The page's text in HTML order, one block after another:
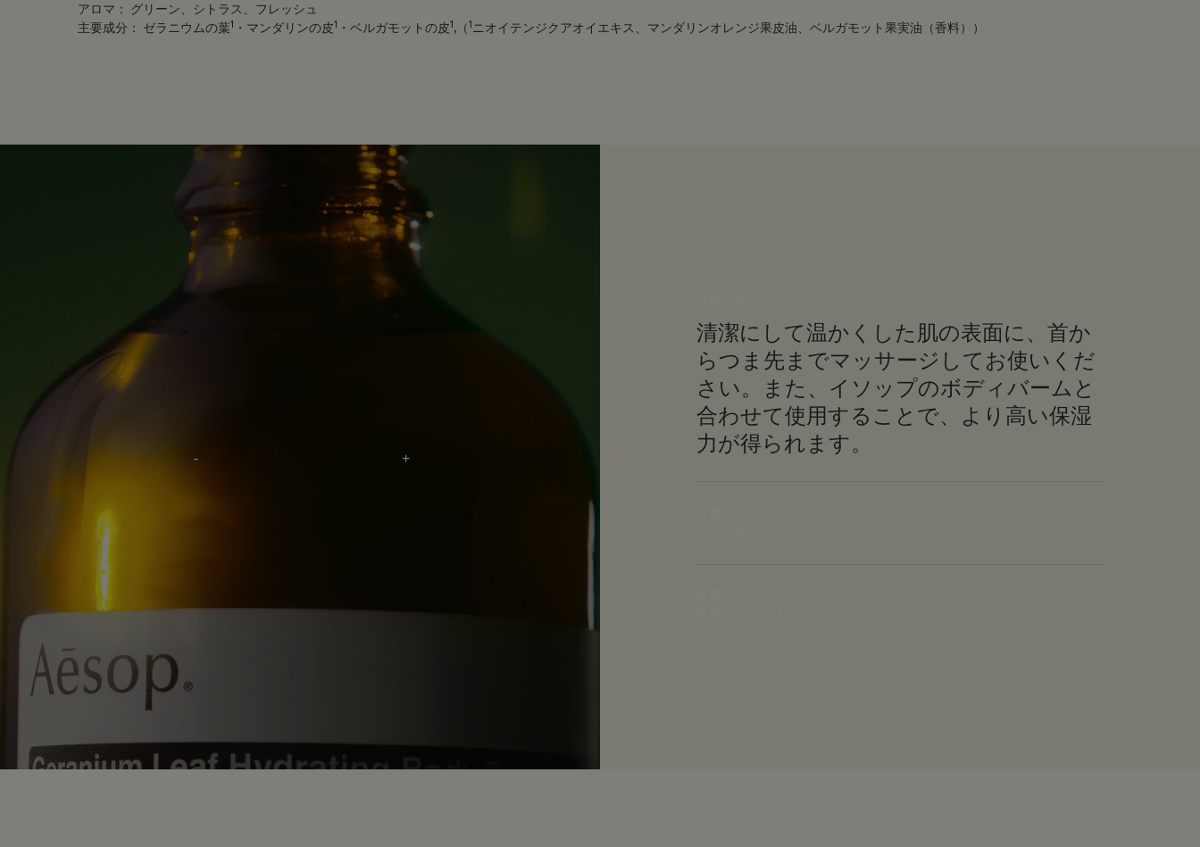
アロマ：
グリーン、シトラス、フレッシュ
主要成分： ゼラニウムの葉1 ・マンダリンの皮1 ・ベルガモットの皮1,（1ニオイテンジクアオイエキス、マンダリンオレンジ果皮油、ベルガモット果実油（香料））
清潔にして温かくした肌の表面に、首か
らつま先までマッサージしてお使いくだ
さい。また、イソップのボディバームと
合わせて使用することで、より高い保湿
力が得られます。